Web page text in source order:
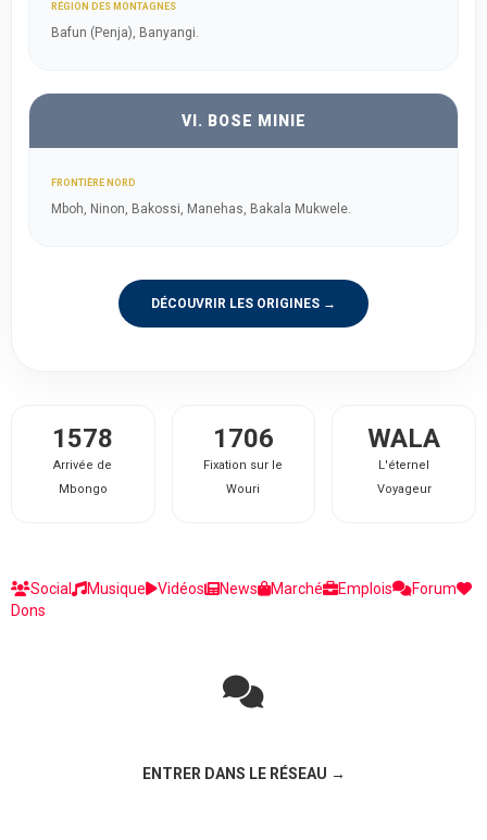
RÉGION DES MONTAGNES
Bafun (Penja), Banyangi.
VI. BOSE MINIE
FRONTIÈRE NORD
Mboh, Ninon, Bakossi, Manehas, Bakala Mukwele.
DÉCOUVRIR LES ORIGINES →
1578
Arrivée de
Mbongo
1706
Fixation sur le
Wouri
WALA
L'éternel
Voyageur
Social Musique Vidéos News Marché Emplois
Forum
Dons
ENTRER DANS LE RÉSEAU →